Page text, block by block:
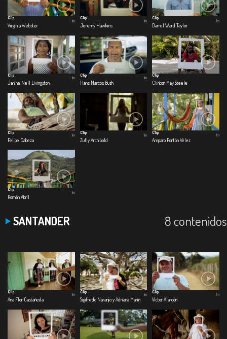
Clip
Virginia Webster
1m
Clip
Jeremy Hawkins
1m
Clip
Darrel Ward Taylor
1m
Clip
Janine Nell Livingston
1m
Clip
Hans Marcos Bush
1m
Clip
Clinton May Steele
Clip
Felipe Cabeza
1m
Clip
Zully Archibold
1m
Clip
Amparo Pontón Vélez
1m
Clip
Román Abril
1m
SANTANDER 8 contenidos
Clip
Ana Flor Castañeda
1m
Clip
Sigifredo Naranjo y Adriana Marín
1m
Clip
Víctor Alarcón
1m